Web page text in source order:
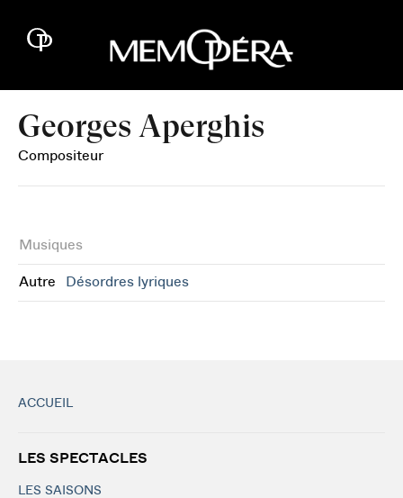
Georges Aperghis
Compositeur
Musiques
Autre Désordres lyriques
ACCUEIL
LES SPECTACLES
LES SAISONS